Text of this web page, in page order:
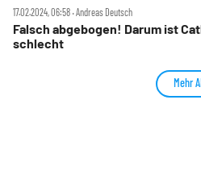
17.02.2024, 06:58 ‧ Andreas Deutsch
Falsch abgebogen! Darum ist
schlecht
Mehr